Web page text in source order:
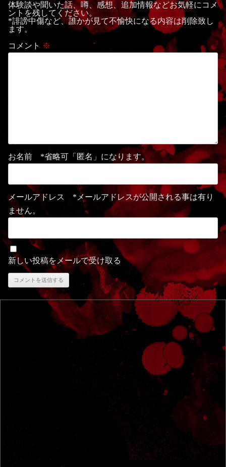
体験談や聞いた話、噂、感想、追加情報などお気軽にコメ
ントを残してください。
*誹謗中傷など、誰かが見て不愉快になる内容は削除致し
ます。
コメント ※
お名前 *省略可「匿名」になります。
メールアドレス *メールアドレスが公開される事は有り
ません。
新しい投稿をメールで受け取る